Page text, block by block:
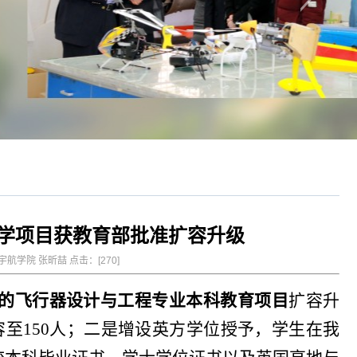
项目获教育部批准扩容升级
航学院 张昕喆 点击：[270]
飞行器设计与工程专业本科教育项目 扩容升
150人；二是增设英方学位授予，学生在我